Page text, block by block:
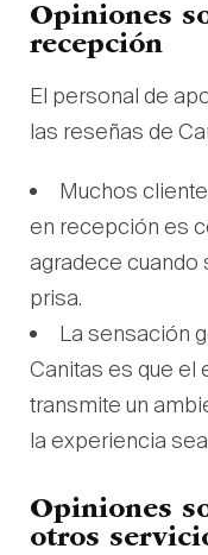
Opiniones
recepción
El personal de
las reseñas de
Muchos
en recepción es
agradece cuando
prisa.
La sensación
Canitas es que el
transmite un
la experiencia
Opiniones
otros